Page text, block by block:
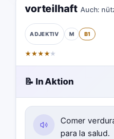
vorteilhaft Auch:
ADJEKTIV M B1
★★★★★
📝 In Aktion
Comer
para la salud.